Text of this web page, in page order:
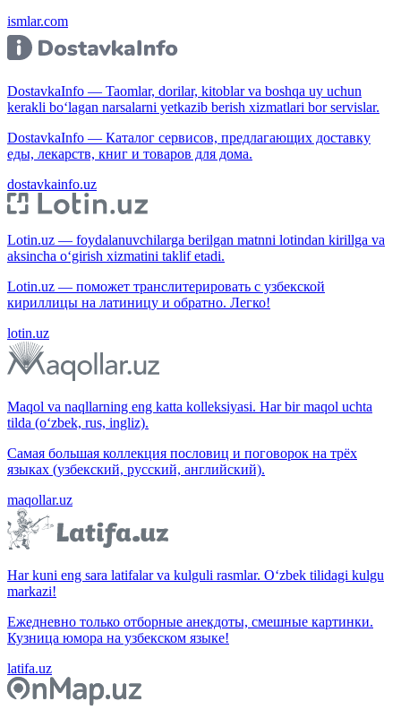
ismlar.com
DostavkaInfo — Taomlar, dorilar, kitoblar va boshqa uy uchun
kerakli bo‘lagan narsalarni yetkazib berish xizmatlari bor servislar.
DostavkaInfo — Каталог сервисов, предлагающих доставку
еды, лекарств, книг и товаров для дома.
dostavkainfo.uz
Lotin.uz — foydalanuvchilarga berilgan matnni lotindan kirillga va
aksincha o‘girish xizmatini taklif etadi.
Lotin.uz — поможет транслитерировать с узбекской
кириллицы на латиницу и обратно. Легко!
lotin.uz
Maqol va naqllarning eng katta kolleksiyasi. Har bir maqol uchta
tilda (o‘zbek, rus, ingliz).
Самая большая коллекция пословиц и поговорок на трёх
языках (узбекский, русский, английский).
maqollar.uz
Har kuni eng sara latifalar va kulguli rasmlar. O‘zbek tilidagi kulgu
markazi!
Ежедневно только отборные анекдоты, смешные картинки.
Кузница юмора на узбекском языке!
latifa.uz